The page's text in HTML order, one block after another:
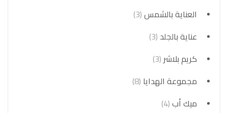
العناية بالشمس(3)
عناية بالجلد (3)
كريم بلاشر (3)
مجموعة الهدايا (8)
ميك أب(4)